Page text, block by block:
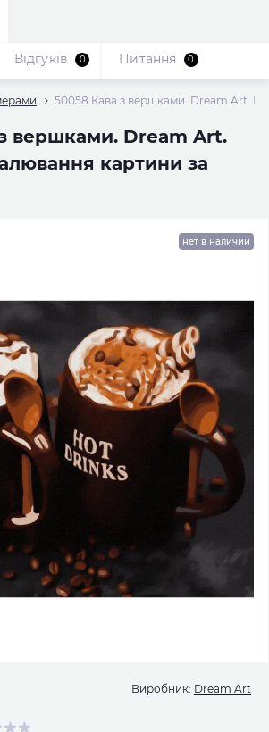
50058 Кава з вершками. Dream Art.
вершками. Dream Art.
картини за
Відгуків 0 Питання 0
нет в наличии
Виробник: Dream Art